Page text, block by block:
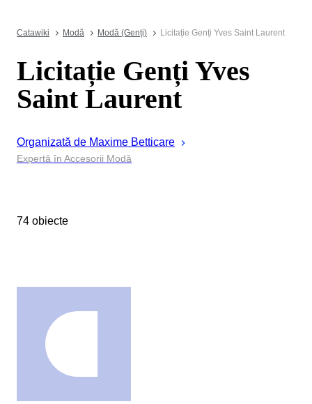
Catawiki Modă Modă (Genți) Licitație Genți Yves Saint Laurent
Licitație Genți Yves
Saint Laurent
Organizată de Maxime Betticare
Expertă în Accesorii Modă
74 obiecte